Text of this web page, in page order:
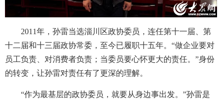
2011年，孙雷当选淄川区政协委员，连任第十一届、第
十二届和十三届政协常委，至今已履职十五年。“做企业要对
员工负责、对消费者负责；当委员要心怀更大的责任。”身份
的转变，让孙雷对责任有了更深的理解。
“作为最基层的政协委员，就要从身边事出发。”孙雷是